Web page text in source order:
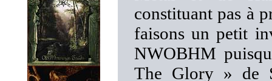
constituant pas à
faisons un petit
NWOBHM
The Glory » de